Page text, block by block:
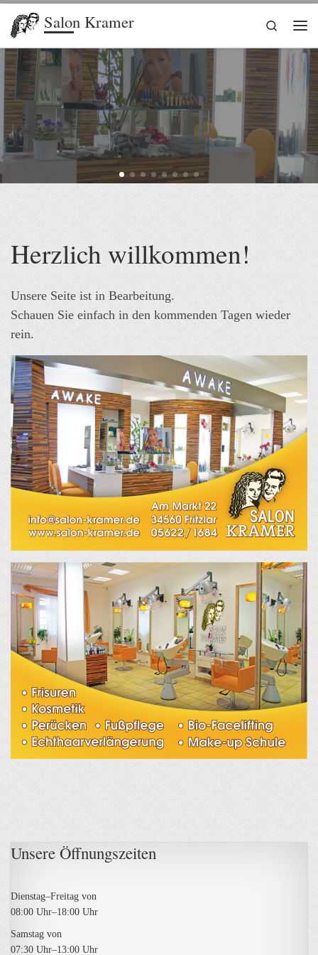
Zum Inhalt springen
Salon Kramer
Search
Herzlich willkommen!
Unsere Seite ist in Bearbeitung.
Schauen Sie einfach in den kommenden Tagen wieder
rein.
Unsere Öffnungs­zeiten
Dienstag–Freitag von
08:00 Uhr–18:00 Uhr
Samstag von
07:30 Uhr–13:00 Uhr